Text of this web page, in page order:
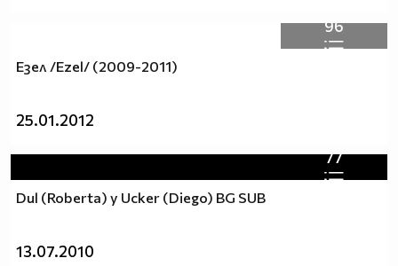
96
Езел /Ezel/ (2009-2011)
25.01.2012
77
Dul (Roberta) y Ucker (Diego) BG SUB
13.07.2010